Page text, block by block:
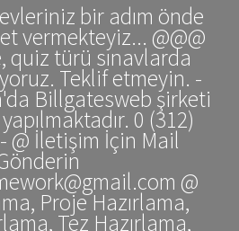
bir adım önde
vermekteyiz... @@@
quiz türü sınavlarda
Teklif etmeyin. -
Billgatesweb şirketi
0 (312)
@ İletişim İçin Mail
@
Proje Hazırlama,
Tez Hazırlama,